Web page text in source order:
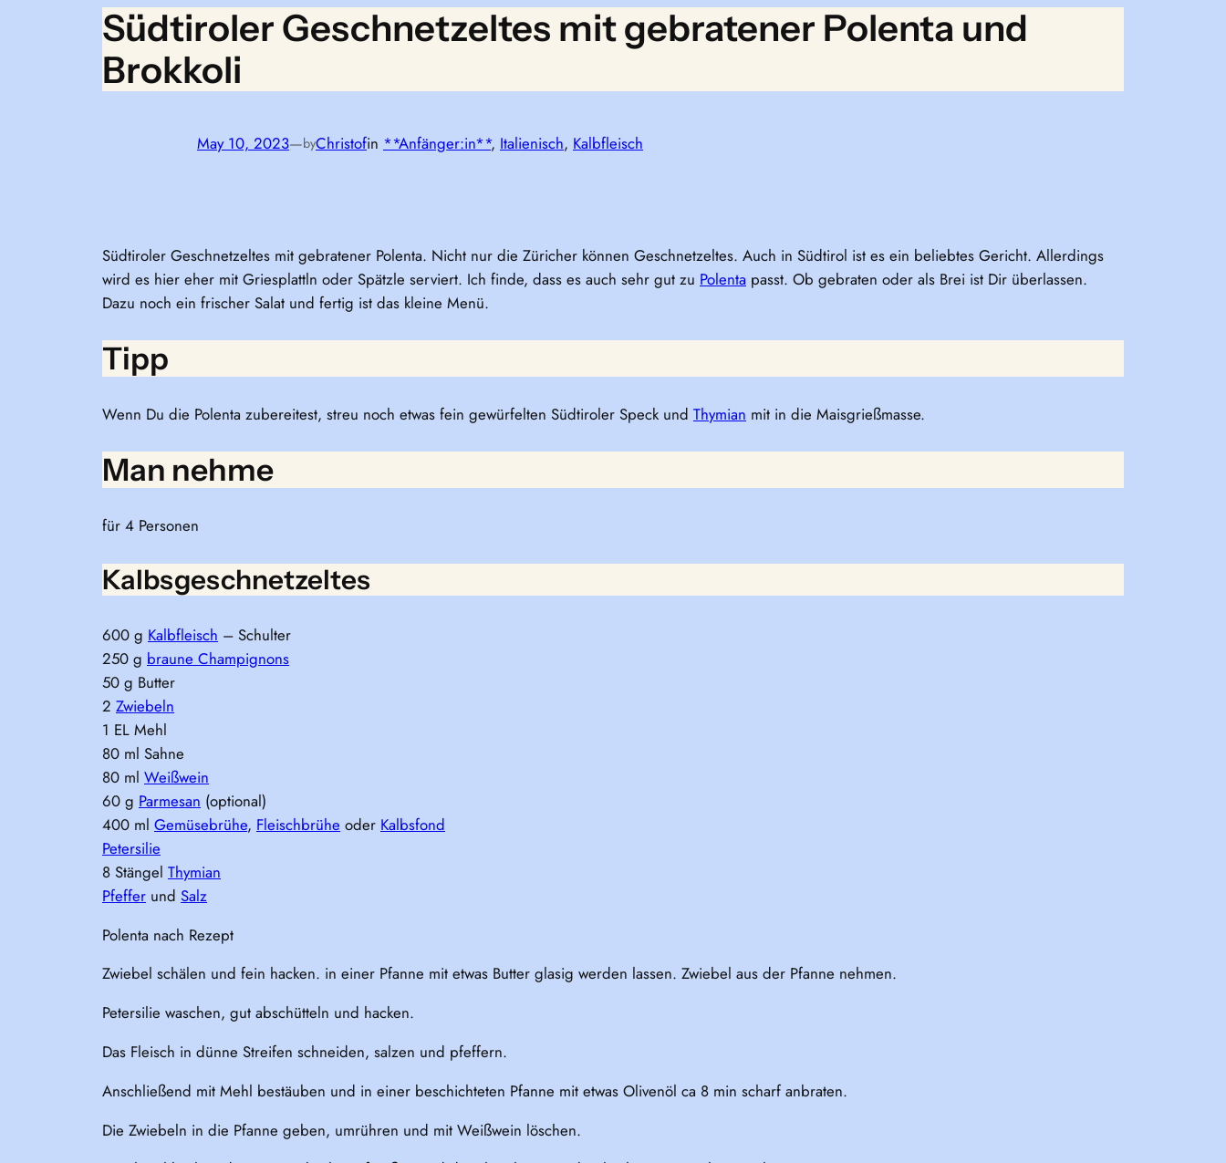
Südtiroler Geschnetzeltes mit gebratener Polenta und
Brokkoli
May 10, 2023—byChristofin **Anfänger:in**, Italienisch, Kalbfleisch
Südtiroler Geschnetzeltes mit gebratener Polenta. Nicht nur die Züricher können Geschnetzeltes. Auch in Südtirol ist es ein beliebtes Gericht. Allerdings
wird es hier eher mit Griesplattln oder Spätzle serviert. Ich finde, dass es auch sehr gut zu Polenta passt. Ob gebraten oder als Brei ist Dir überlassen.
Dazu noch ein frischer Salat und fertig ist das kleine Menü.
Tipp
Wenn Du die Polenta zubereitest, streu noch etwas fein gewürfelten Südtiroler Speck und Thymian mit in die Maisgrießmasse.
Man nehme
für 4 Personen
Kalbsgeschnetzeltes
600 g Kalbfleisch – Schulter
250 g braune Champignons
50 g Butter
2 Zwiebeln
1 EL Mehl
80 ml Sahne
80 ml Weißwein
60 g Parmesan (optional)
400 ml Gemüsebrühe, Fleischbrühe oder Kalbsfond
Petersilie
8 Stängel Thymian
Pfeffer und Salz
Polenta nach Rezept
Zwiebel schälen und fein hacken. in einer Pfanne mit etwas Butter glasig werden lassen. Zwiebel aus der Pfanne nehmen.
Petersilie waschen, gut abschütteln und hacken.
Das Fleisch in dünne Streifen schneiden, salzen und pfeffern.
Anschließend mit Mehl bestäuben und in einer beschichteten Pfanne mit etwas Olivenöl ca 8 min scharf anbraten.
Die Zwiebeln in die Pfanne geben, umrühren und mit Weißwein löschen.